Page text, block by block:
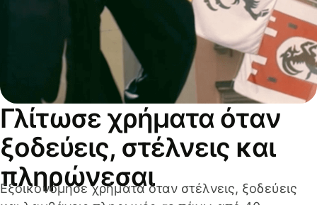
Γλίτωσε χρήματα όταν
ξοδεύεις, στέλνεις και
πληρώνεσαι
Εξοικονόμησε χρήματα όταν στέλνεις, ξοδεύεις